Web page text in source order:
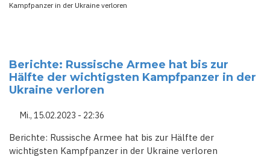
Kampfpanzer in der Ukraine verloren
Berichte: Russische Armee hat bis zur
Hälfte der wichtigsten Kampfpanzer in der
Ukraine verloren
Mi., 15.02.2023 - 22:36
Berichte: Russische Armee hat bis zur Hälfte der
wichtigsten Kampfpanzer in der Ukraine verloren